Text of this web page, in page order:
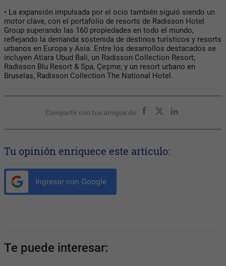
• La expansión impulsada por el ocio también siguió siendo un
motor clave, con el portafolio de resorts de Radisson Hotel
Group superando las 160 propiedades en todo el mundo,
reflejando la demanda sostenida de destinos turísticos y resorts
urbanos en Europa y Asia. Entre los desarrollos destacados se
incluyen Atiara Ubud Bali, un Radisson Collection Resort;
Radisson Blu Resort & Spa, Çeşme; y un resort urbano en
Bruselas, Radisson Collection The National Hotel.
Compartir con tus amigos de
Tu opinión enriquece este artículo:
Ingresar con Google
Te puede interesar: